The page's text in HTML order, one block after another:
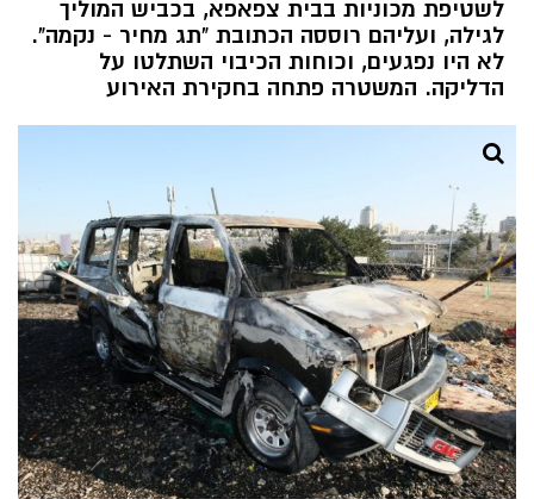
לשטיפת מכוניות בבית צפאפא, בכביש המוליך
לגילה, ועליהם רוססה הכתובת "תג מחיר - נקמה".
לא היו נפגעים, וכוחות הכיבוי השתלטו על
הדליקה. המשטרה פתחה בחקירת האירוע